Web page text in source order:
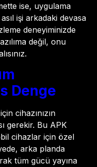
ise, uygulama
işi arkadaki devasa
deneyiminizde
değil, onu
Denge
cihazınızın
gerekir. Bu APK
cihazlar için özel
arka planda
tüm gücü yayına